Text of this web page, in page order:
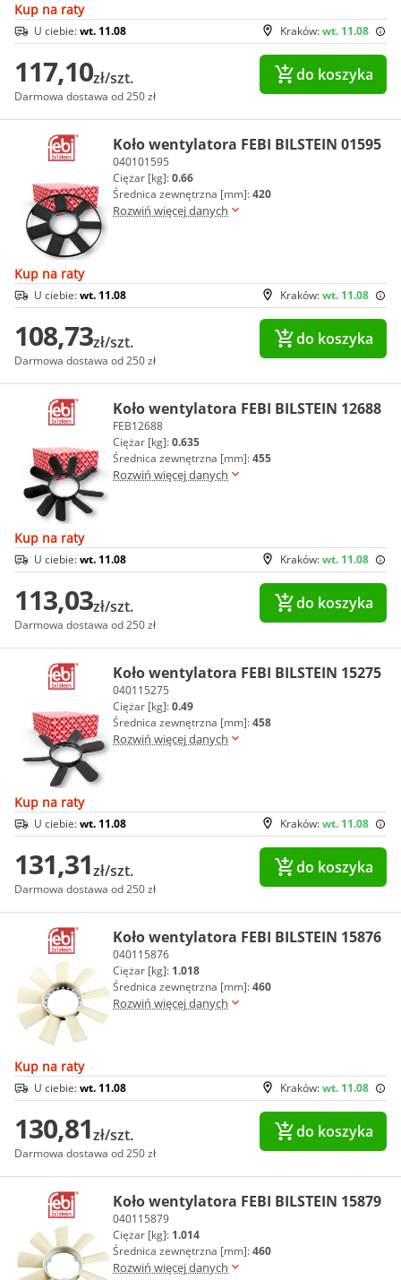
Kup na raty
Kraków:wt. 11.08
U ciebie:wt. 11.08
117,10zł/szt.
Darmowa dostawa od 250 zł
do koszyka
Koło wentylatora FEBI BILSTEIN 01595
040101595
Ciężar [kg]:0.66
Średnica zewnętrzna [mm]:420
Rozwiń więcej danych
Kup na raty
Kraków:wt. 11.08
U ciebie:wt. 11.08
108,73zł/szt.
Darmowa dostawa od 250 zł
do koszyka
Koło wentylatora FEBI BILSTEIN 12688
FEB12688
Ciężar [kg]:0.635
Średnica zewnętrzna [mm]:455
Rozwiń więcej danych
Kup na raty
Kraków:wt. 11.08
U ciebie:wt. 11.08
113,03zł/szt.
Darmowa dostawa od 250 zł
do koszyka
Koło wentylatora FEBI BILSTEIN 15275
040115275
Ciężar [kg]:0.49
Średnica zewnętrzna [mm]:458
Rozwiń więcej danych
Kup na raty
Kraków:wt. 11.08
U ciebie:wt. 11.08
131,31zł/szt.
Darmowa dostawa od 250 zł
do koszyka
Koło wentylatora FEBI BILSTEIN 15876
040115876
Ciężar [kg]: 1.018
Średnica zewnętrzna [mm]:460
Rozwiń więcej danych
Kup na raty
Kraków:wt. 11.08
U ciebie:wt. 11.08
130,81zł/szt.
Darmowa dostawa od 250 zł
do koszyka
Koło wentylatora FEBI BILSTEIN 15879
040115879
Ciężar [kg]: 1.014
Średnica zewnętrzna [mm]:460
Rozwiń więcej danych